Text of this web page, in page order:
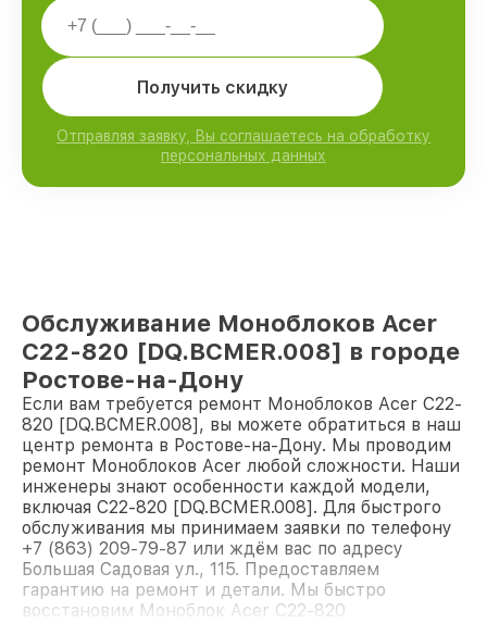
Получить скидку
Отправляя заявку, Вы соглашаетесь на обработку
персональных данных
Обслуживание Моноблоков Acer
C22-820 [DQ.BCMER.008] в городе
Ростове-на-Дону
Если вам требуется ремонт Моноблоков Acer C22-
820 [DQ.BCMER.008], вы можете обратиться в наш
центр ремонта в Ростове-на-Дону. Мы проводим
ремонт Моноблоков Acer любой сложности. Наши
инженеры знают особенности каждой модели,
включая C22-820 [DQ.BCMER.008]. Для быстрого
обслуживания мы принимаем заявки по телефону
+7 (863) 209-79-87 или ждём вас по адресу
Большая Садовая ул., 115. Предоставляем
гарантию на ремонт и детали. Мы быстро
восстановим Моноблок Acer C22-820